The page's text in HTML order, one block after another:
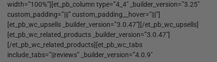
width=”100%”][et_pb_column type=”4_4″ _builder_version=”3.25″
custom_padding=”|||” custom_padding__hover=”|||”]
[et_pb_wc_upsells _builder_version=”3.0.47″][/et_pb_wc_upsells]
[et_pb_wc_related_products _builder_version=”3.0.47″]
[/et_pb_wc_related_products][et_pb_wc_tabs
include_tabs=”||reviews” _builder_version=”4.0.9″